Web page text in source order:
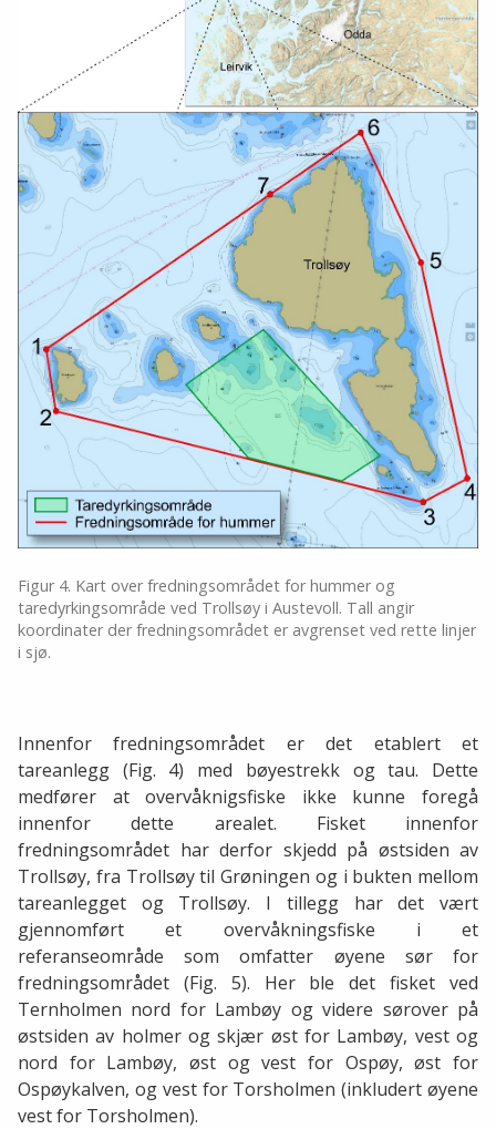
Figur 4. Kart over fredningsområdet for hummer og
taredyrkingsområde ved Trollsøy i Austevoll. Tall angir
koordinater der fredningsområdet er avgrenset ved rette linjer
i sjø.
Innenfor fredningsområdet er det etablert et
tareanlegg (Fig. 4) med bøyestrekk og tau. Dette
medfører at overvåknigsfiske ikke kunne foregå
innenfor dette arealet. Fisket innenfor
fredningsområdet har derfor skjedd på østsiden av
Trollsøy, fra Trollsøy til Grøningen og i bukten mellom
tareanlegget og Trollsøy. I tillegg har det vært
gjennomført et overvåkningsfiske i et
referanseområde som omfatter øyene sør for
fredningsområdet (Fig. 5). Her ble det fisket ved
Ternholmen nord for Lambøy og videre sørover på
østsiden av holmer og skjær øst for Lambøy, vest og
nord for Lambøy, øst og vest for Ospøy, øst for
Ospøykalven, og vest for Torsholmen (inkludert øyene
vest for Torsholmen).